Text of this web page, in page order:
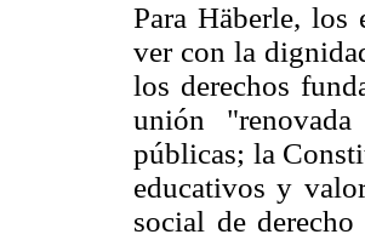
Para Häberle, los
ver con la
los derechos
unión
públicas; la
educativos y
social de